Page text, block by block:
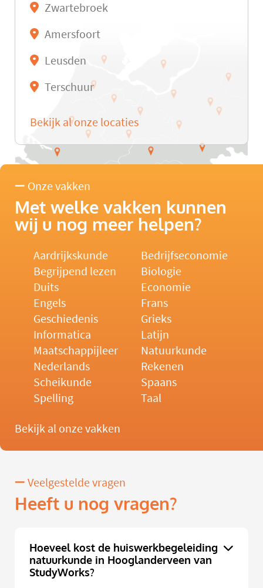
Zwartebroek
Amersfoort
Leusden
Terschuur
Bekijk al onze locaties
Onze vakken
Met welke vakken kunnen
wij u nog meer helpen?
Aardrijkskunde
Bedrijfseconomie
Begrijpend lezen
Biologie
Duits
Economie
Engels
Frans
Geschiedenis
Grieks
Informatica
Latijn
Maatschappijleer
Natuurkunde
Nederlands
Rekenen
Scheikunde
Spaans
Spelling
Taal
Bekijk al onze vakken
Veelgestelde vragen
Heeft u nog vragen?
Hoeveel kost de huiswerkbegeleiding
natuurkunde in Hooglanderveen van
StudyWorks?